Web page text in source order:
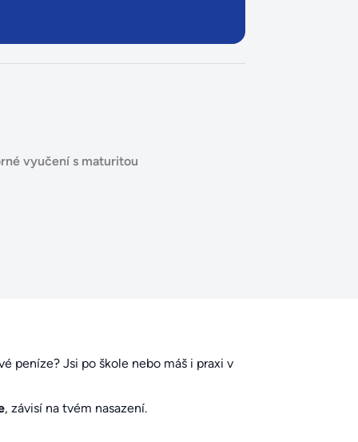
vyučení s maturitou
peníze? Jsi po škole nebo máš i praxi v
, závisí na tvém nasazení.